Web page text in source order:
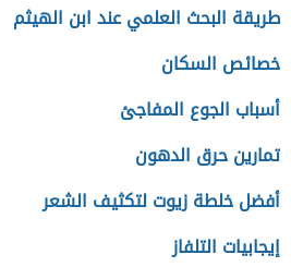
طريقة البحث العلمي عند ابن الهيثم
خصائص السكان
أسباب الجوع المفاجئ
تمارين حرق الدهون
أفضل خلطة زيوت لتكثيف الشعر
إيجابيات التلفاز